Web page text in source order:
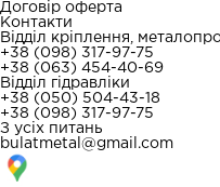
Договір оферта
Контакти
Відділ кріплення,
+38 (098) 317-97-75
+38 (063) 454-40-69
Відділ гідравліки
+38 (050) 504-43-18
+38 (098) 317-97-75
З усіх питань
bulatmetal@gmail.com